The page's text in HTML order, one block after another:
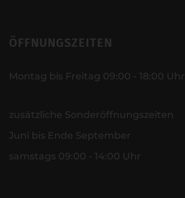
ÖFFNUNGSZEITEN
Montag bis Freitag 09:00 - 18:00 Uhr
zusätzliche Sonderöffnungszeiten
Juni bis Ende September
samstags 09:00 - 14:00 Uhr